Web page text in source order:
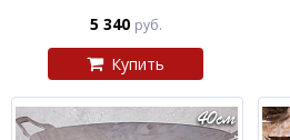
5 340 руб.
Купить